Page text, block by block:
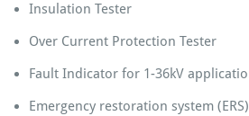
Insulation Tester
Over Current Protection Tester
Fault Indicator for 1-36kV
Emergency restoration system (ERS)